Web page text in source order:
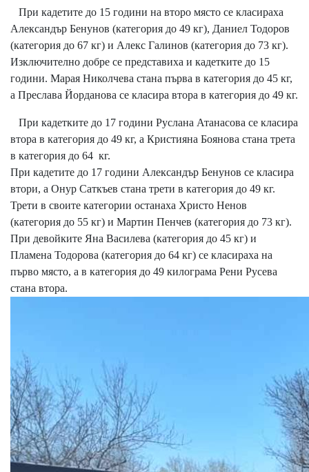
При кадетите до 15 години на второ място се класираха
Александър Бенунов (категория до 49 кг), Даниел Тодоров
(категория до 67 кг) и Алекс Галинов (категория до 73 кг).
Изключително добре се представиха и кадетките до 15
години. Марая Николчева стана първа в категория до 45 кг,
а Преслава Йорданова се класира втора в категория до 49 кг.
При кадетките до 17 години Руслана Атанасова се класира
втора в категория до 49 кг, а Кристияна Боянова стана трета
в категория до 64 кг.
При кадетите до 17 години Александър Бенунов се класира
втори, а Онур Саткъев стана трети в категория до 49 кг.
Трети в своите категории останаха Христо Ненов
(категория до 55 кг) и Мартин Пенчев (категория до 73 кг).
При девойките Яна Василева (категория до 45 кг) и
Пламена Тодорова (категория до 64 кг) се класираха на
първо място, а в категория до 49 килограма Рени Русева
стана втора.